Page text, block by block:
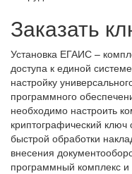
Заказать
Установка ЕГАИС –
доступа к единой
настройку
программного
необходимо настроить
криптографический
быстрой обработки
внесения
программный комплекс